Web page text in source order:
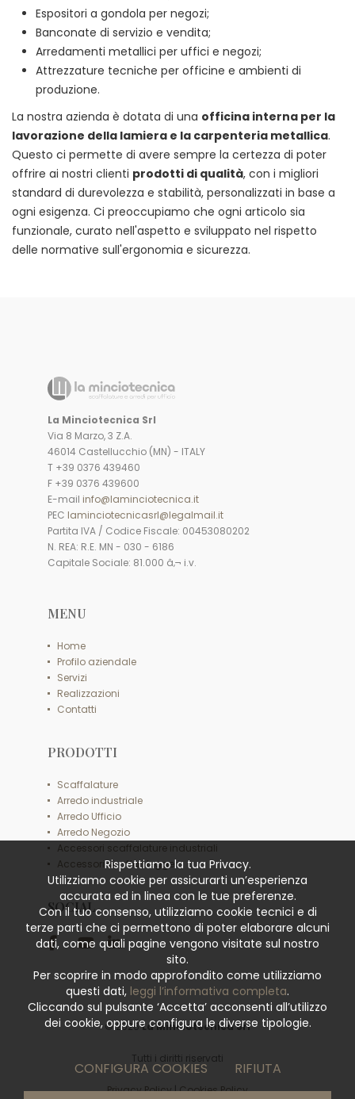
Espositori a gondola per negozi;
Banconate di servizio e vendita;
Arredamenti metallici per uffici e negozi;
Attrezzature tecniche per officine e ambienti di
produzione.
La nostra azienda è dotata di una officina interna per la
lavorazione della lamiera e la carpenteria metallica.
Questo ci permette di avere sempre la certezza di poter
offrire ai nostri clienti prodotti di qualità, con i migliori
standard di durevolezza e stabilità, personalizzati in base a
ogni esigenza. Ci preoccupiamo che ogni articolo sia
funzionale, curato nell'aspetto e sviluppato nel rispetto
delle normative sull'ergonomia e sicurezza.
La Minciotecnica Srl
Via 8 Marzo, 3 Z.A.
46014 Castellucchio (MN) - ITALY
T +39 0376 439460
F +39 0376 439600
E-mail info@laminciotecnica.it
PEC laminciotecnicasrl@legalmail.it
Partita IVA / Codice Fiscale: 00453080202
N. REA: R.E. MN - 030 - 6186
Capitale Sociale: 81.000 â‚¬ i.v.
MENU
Home
Profilo aziendale
Servizi
Realizzazioni
Contatti
PRODOTTI
Scaffalature
Arredo industriale
Arredo Ufficio
Arredo Negozio
Accessori scaffalature industriali
Accessori scaffali leggeri
SOCIAL
© 2026La Minciotecnica Srl
Tutti i diritti riservati
Privacy Policy|Cookies Policy
Rispettiamo la tua Privacy.
Utilizziamo cookie per assicurarti un’esperienza
accurata ed in linea con le tue preferenze.
Con il tuo consenso, utilizziamo cookie tecnici e di
terze parti che ci permettono di poter elaborare alcuni
dati, come quali pagine vengono visitate sul nostro
sito.
Per scoprire in modo approfondito come utilizziamo
questi dati, leggi l’informativa completa.
Cliccando sul pulsante ‘Accetta’ acconsenti all’utilizzo
dei cookie, oppure configura le diverse tipologie.
CONFIGURA COOKIES RIFIUTA